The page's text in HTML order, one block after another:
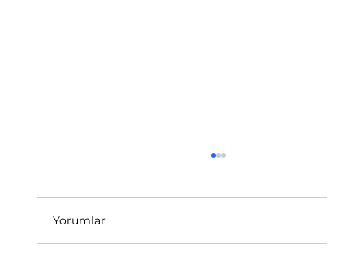
Yorumlar